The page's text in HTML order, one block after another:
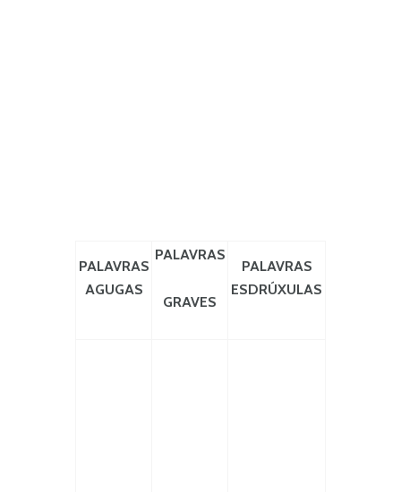
PALAVRAS
AGUGAS
PALAVRAS
GRAVES
PALAVRAS
ESDRÚXULAS